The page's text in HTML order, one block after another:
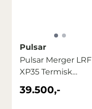
Pulsar
Pulsar Merger LRF
XP35 Termisk
Binokular Kikkert
39.500,-